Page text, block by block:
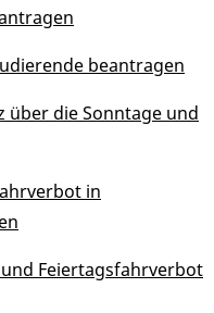
beantragen
über die Sonntage und
in
Feiertagsfahrverbot